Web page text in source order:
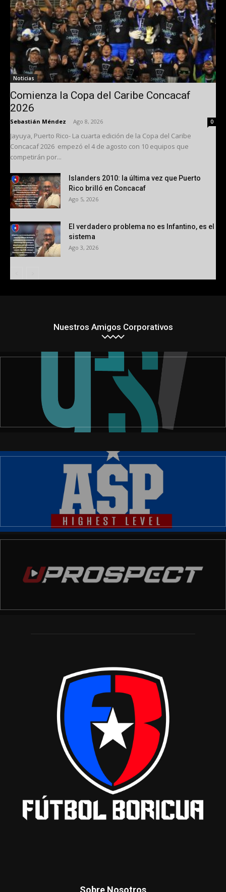
Noticias
Comienza la Copa del Caribe Concacaf
2026
Sebastián Méndez Ago 8, 2026 0
Jayuya, Puerto Rico- La cuarta edición de la Copa del Caribe
Concacaf 2026 empezó el 4 de agosto con 10 equipos que
competirán por...
Islanders 2010: la última vez que Puerto
Rico brilló en Concacaf
Ago 5, 2026
El verdadero problema no es Infantino, es el
sistema
Ago 3, 2026
Nuestros Amigos Corporativos
Sobre Nosotros